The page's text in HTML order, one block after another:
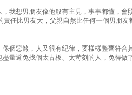
我想男朋友像他般有主見，事事都懂，會
任比男友大，父親自然比任何一個男朋友
個惡煞，人又很有紀律，要樣樣整齊符合
量避免找個太古板、太苛刻的人，免得做